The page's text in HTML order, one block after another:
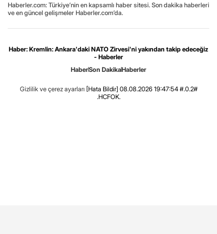
Haberler.com: Türkiye’nin en kapsamlı haber sitesi. Son dakika haberleri
ve en güncel gelişmeler Haberler.com’da.
Haber: Kremlin: Ankara'daki NATO Zirvesi'ni yakından takip edeceğiz
- Haberler
HaberSon DakikaHaberler
Gizlilik ve çerez ayarları [Hata Bildir] 08.08.2026 19:47:54 #.0.2#
.HCFOK.